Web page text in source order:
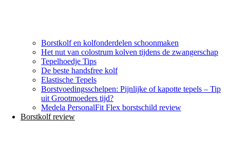
Borstkolf en kolfonderdelen schoonmaken
Het nut van colostrum kolven tijdens de zwangerschap
Tepelhoedje Tips
De beste handsfree kolf
Elastische Tepels
Borstvoedingsschelpen: Pijnlijke of kapotte tepels – Tip
uit Grootmoeders tijd?
Medela PersonalFit Flex borstschild review
Borstkolf review